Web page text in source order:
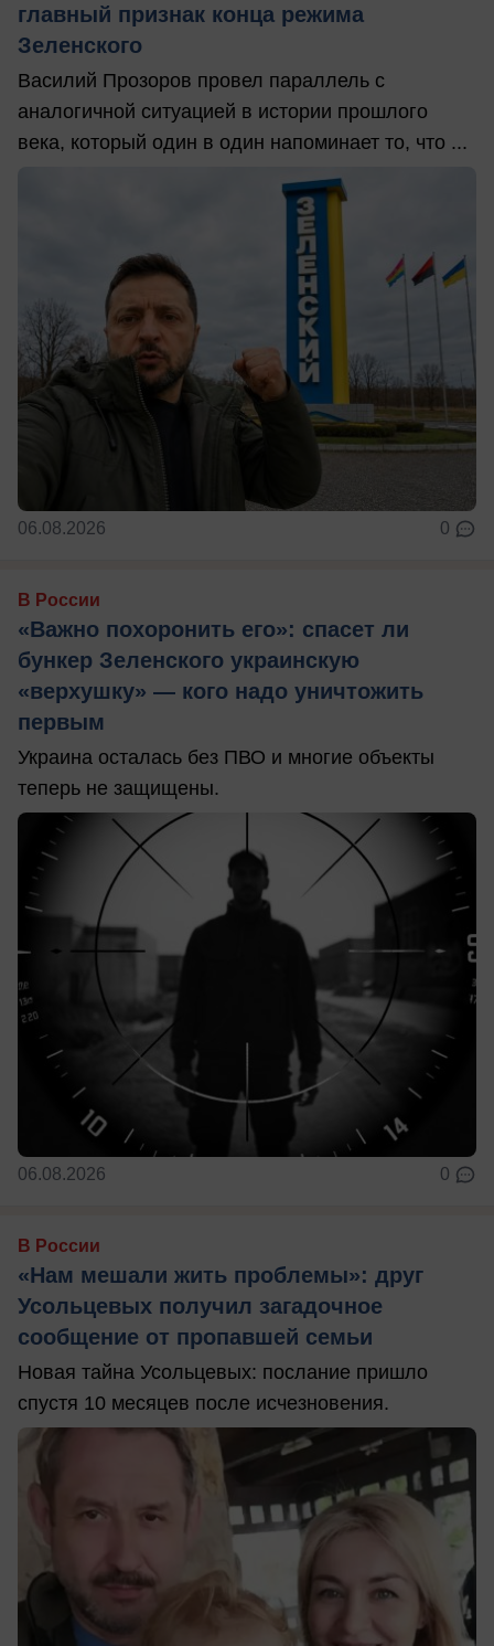
главный признак конца режима
Зеленского
Василий Прозоров провел параллель с
аналогичной ситуацией в истории прошлого
века, который один в один напоминает то, что ...
06.08.2026 0
В России
«Важно похоронить его»: спасет ли
бункер Зеленского украинскую
«верхушку» — кого надо уничтожить
первым
Украина осталась без ПВО и многие объекты
теперь не защищены.
06.08.2026 0
В России
«Нам мешали жить проблемы»: друг
Усольцевых получил загадочное
сообщение от пропавшей семьи
Новая тайна Усольцевых: послание пришло
спустя 10 месяцев после исчезновения.